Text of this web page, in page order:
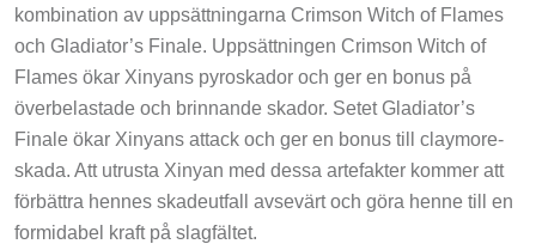
kombination av uppsättningarna Crimson Witch of Flames
och Gladiator’s Finale. Uppsättningen Crimson Witch of
Flames ökar Xinyans pyroskador och ger en bonus på
överbelastade och brinnande skador. Setet Gladiator’s
Finale ökar Xinyans attack och ger en bonus till claymore-
skada. Att utrusta Xinyan med dessa artefakter kommer att
förbättra hennes skadeutfall avsevärt och göra henne till en
formidabel kraft på slagfältet.